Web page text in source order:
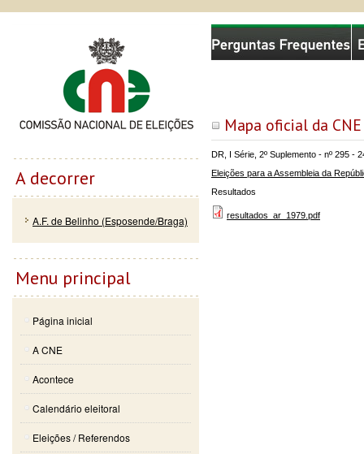
Mapa oficial da CNE
DR, I Série, 2º Suplemento - nº 295 -
Eleições para a Assembleia da
Resultados
resultados_ar_1979.pdf
Comissão Nacional de Eleições
A decorrer
A.F. de Belinho (Esposende/Braga)
Menu principal
Página inicial
A CNE
Acontece
Calendário eleitoral
Eleições / Referendos